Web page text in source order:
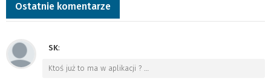
Ostatnie komentarze
SK:
Ktoś już to ma w aplikacji ? …